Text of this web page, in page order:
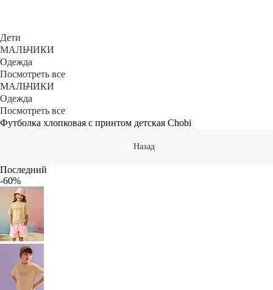
Дети
МАЛЬЧИКИ
Одежда
Посмотреть все
МАЛЬЧИКИ
Одежда
Посмотреть все
Футболка хлопковая с принтом детская Chobi
Назад
Последний
-60%